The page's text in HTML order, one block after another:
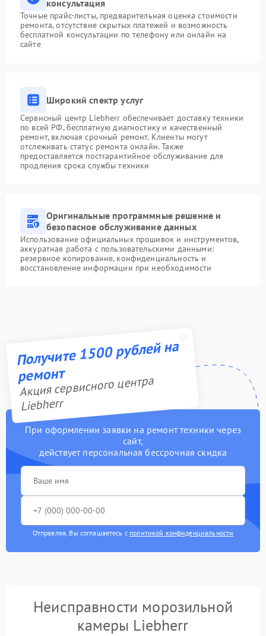
консультация
Точные прайс-листы, предварительная оценка стоимости
ремонта, отсутствие скрытых платежей и возможность
бесплатной консультации по телефону или онлайн на
сайте
Широкий спектр услуг
Сервисный центр Liebherr обеспечивает доставку техники
по всей РФ, бесплатную диагностику и качественный
ремонт, включая срочный ремонт. Клиенты могут
отслеживать статус ремонта онлайн. Также
предоставляется постгарантийное обслуживание для
продления срока службы техники
Оригинальные программные решение и
безопасное обслуживание данных
Использование официальных прошивок и инструментов,
аккуратная работа с пользовательскими данными:
резервное копирование, конфиденциальность и
восстановление информации при необходимости
Получите 1500 рублей на
ремонт
Акция сервисного центра
Liebherr
При оформлении заявки на ремонт техники через
сайт,
действует персональная бессрочная скидка
Отправляя, Вы соглашаетесь с политикой конфиденциальности
Неисправности морозильной
камеры Liebherr